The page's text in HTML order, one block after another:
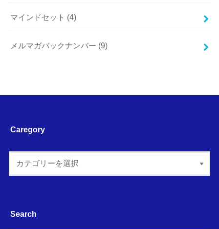
マインドセット (4)
メルマガバックナンバー (9)
Caregory
Search